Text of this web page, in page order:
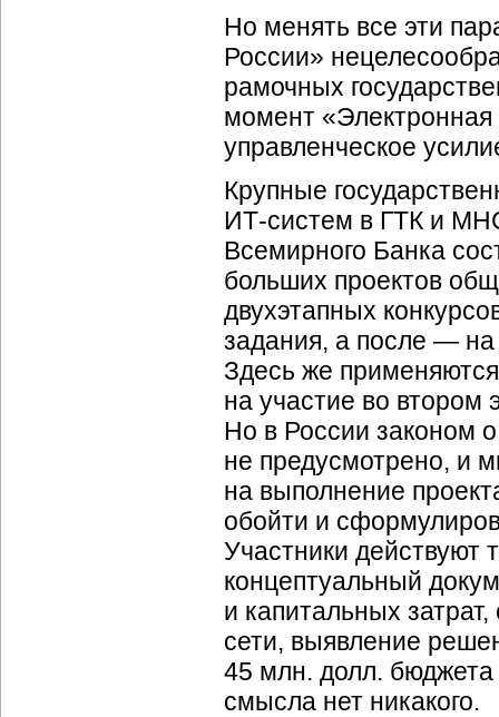
Но менять все эти
России»
рамочных
момент «Электронная
управленческое
Крупные
ИТ-систем в ГТК и
Всемирного Банка
больших проектов
двухэтапных
задания, а после — на
Здесь же
на участие во втором
Но в России законом о
не предусмотрено, и
на выполнение
обойти и
Участники действуют
концептуальный
и капитальных
сети, выявление
45 млн. долл. бюджета
смысла нет никакого.